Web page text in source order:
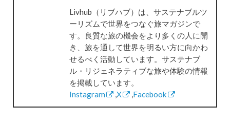
Livhub（リブハブ）は、サステナブルツ
ーリズムで世界をつなぐ旅マガジンで
す。良質な旅の機会をより多くの人に開
き、旅を通して世界を明るい方に向かわ
せるべく活動しています。サステナブ
ル・リジェネラティブな旅や体験の情報
を掲載しています。
Instagram
X Facebook